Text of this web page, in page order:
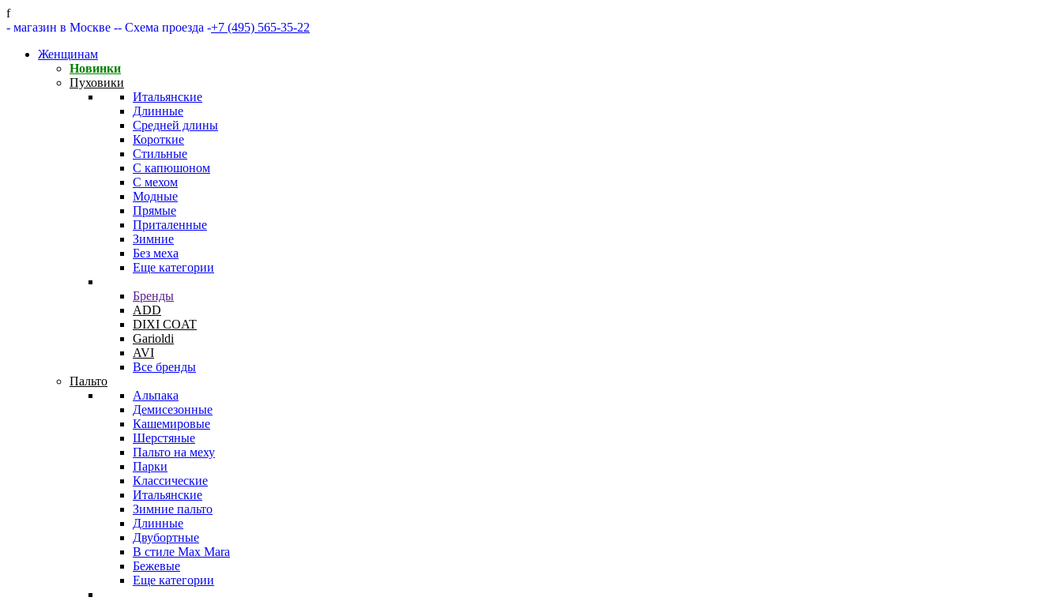
f
- магазин в Москве -- Схема проезда -+7 (495) 565-35-22
Женщинам
Новинки
Пуховики
Итальянские
Длинные
Средней длины
Короткие
Стильные
С капюшоном
С мехом
Модные
Прямые
Приталенные
Зимние
Без меха
Еще категории
Бренды
ADD
DIXI COAT
Garioldi
AVI
Все бренды
Пальто
Альпака
Демисезонные
Кашемировые
Шерстяные
Пальто на меху
Парки
Классические
Итальянские
Зимние пальто
Длинные
Двубортные
В стиле Max Mara
Бежевые
Еще категории